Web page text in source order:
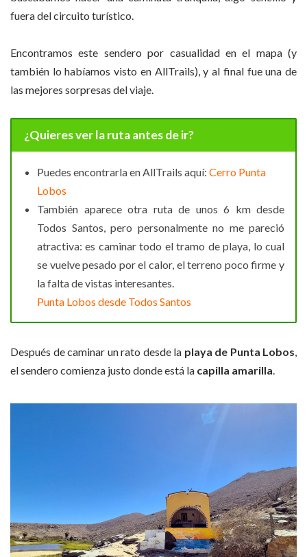
fuera del circuito turístico.
Encontramos este sendero por casualidad en el mapa (y
también lo habíamos visto en AllTrails), y al final fue una de
las mejores sorpresas del viaje.
¿Quieres ver la ruta antes de ir?
Puedes encontrarla en AllTrails aquí: Cerro Punta
Lobos
También aparece otra ruta de unos 6 km desde
Todos Santos, pero personalmente no me pareció
atractiva: es caminar todo el tramo de playa, lo cual
se vuelve pesado por el calor, el terreno poco firme y
la falta de vistas interesantes.
Punta Lobos desde Todos Santos
Después de caminar un rato desde la playa de Punta Lobos
el sendero comienza justo donde está la capilla amarilla